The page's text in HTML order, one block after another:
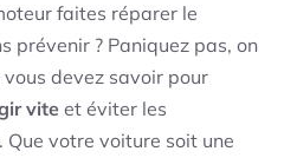
faites réparer le
prévenir ? Paniquez pas, on
devez savoir pour
vite et éviter les
votre voiture soit une